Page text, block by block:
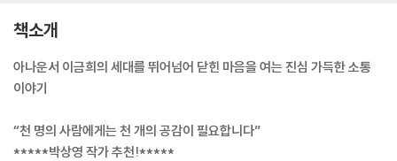
책소개
아나운서 이금희의 세대를 뛰어넘어 닫힌 마음을 여는 진심 가득한 소통
이야기
“천 명의 사람에게는 천 개의 공감이 필요합니다”
*****박상영 작가 추천!*****